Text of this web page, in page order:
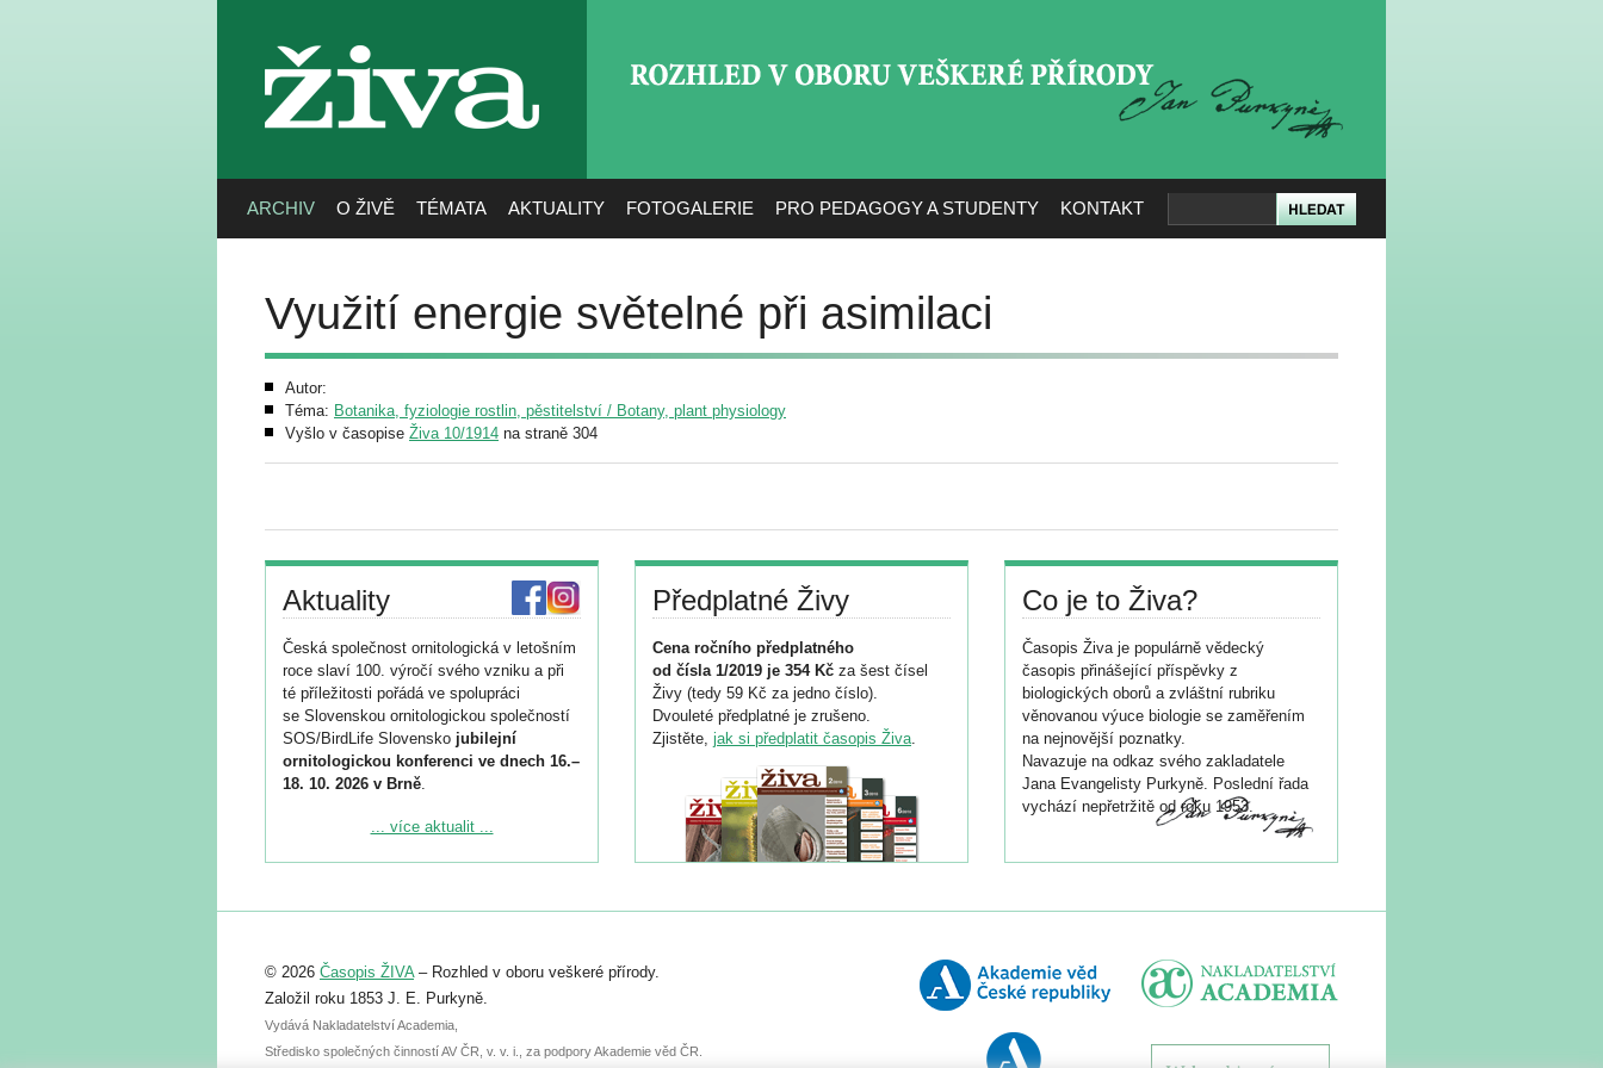
živa
ARCHIV O ŽIVĚ TÉMATA AKTUALITY FOTOGALERIE PRO PEDAGOGY A STUDENTY KONTAKT
Využití energie světelné při asimilaci
Autor:
Téma: Botanika, fyziologie rostlin, pěstitelství / Botany, plant physiology
Vyšlo v časopise Živa 10/1914 na straně 304
Aktuality
Česká společnost ornitologická v letošním
roce slaví 100. výročí svého vzniku a při
té příležitosti pořádá ve spolupráci
se Slovenskou ornitologickou společností
SOS/BirdLife Slovensko jubilejní
ornitologickou konferenci ve dnech 16.–
18. 10. 2026 v Brně.
Podrobnější informace ke konferenci
Registrovat se můžete do 6. září.
abstraktu přihlášené přednášky nebo
posteru je už 30. června.
... více aktualit ...
Předplatné Živy
Cena ročního předplatného
od čísla 1/2019 je 354 Kč za šest čísel
Živy (tedy 59 Kč za jedno číslo).
Dvouleté předplatné je zrušeno.
Zjistěte, jak si předplatit časopis Živa.
Co je to Živa?
Časopis Živa je populárně vědecký
časopis přinášející příspěvky z
biologických oborů a zvláštní rubriku
věnovanou výuce biologie se zaměřením
na nejnovější poznatky.
Navazuje na odkaz svého zakladatele
Jana Evangelisty Purkyně. Poslední řada
vychází nepřetržitě od roku 1953.
© 2026 Časopis ŽIVA– Rozhled v oboru veškeré přírody.
Založil roku 1853 J. E. Purkyně.
Vydává Nakladatelství Academia,
Středisko společných činností AV ČR, v. v. i., za podpory Akademie věd ČR.